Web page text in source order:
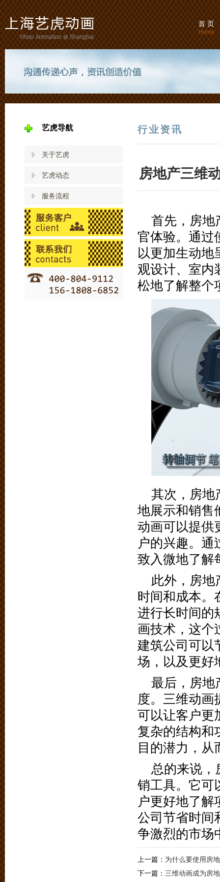
首 页
Home
艺虎导航
关于艺虎
艺虎动态
服务流程
行业资讯
房地产三维
首先，房地
官体验。通过
以更加生动地
观设计、室内
松地了解整个
其次，房地
地展示和销售
动画可以提供
户的兴趣。
致入微地了解
此外，房地
时间和成本。
进行长时间的
画技术，这个
建筑公司可以
场，以及更好
最后，房地
度。三维动画
可以让客户更
复杂的结构和
目的潜力，从
总的来说，
销工具。它可
户更好地了
公司节省时间
争激烈的市场
上一篇： 为什么要使用房
下一篇： 三维动画成为房